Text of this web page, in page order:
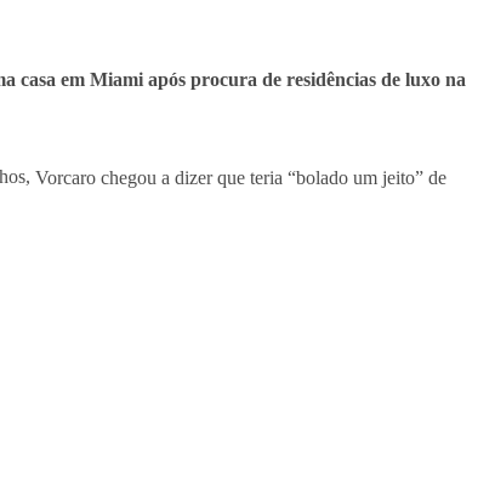
casa em Miami após procura de residências de luxo na
Vorcaro chegou a dizer que teria “bolado um jeito” de